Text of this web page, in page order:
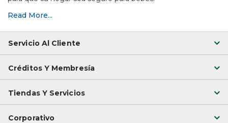
Read More...
Servicio Al Cliente
Créditos Y Membresía
Tiendas Y Servicios
Corporativo